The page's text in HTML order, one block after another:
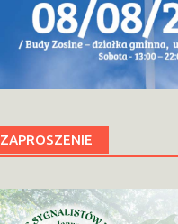
ZAPROSZENIE